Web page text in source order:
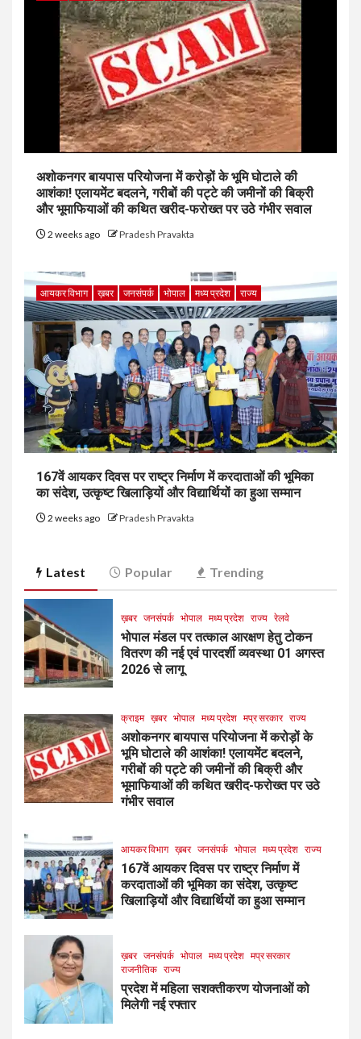
अशोकनगर बायपास परियोजना में करोड़ों के भूमि घोटाले की
आशंका! एलायमेंट बदलने, गरीबों की पट्टे की जमीनों की बिक्री
और भूमाफियाओं की कथित खरीद-फरोख्त पर उठे गंभीर सवाल
2 weeks ago Pradesh Pravakta
आयकर विभाग ख़बर जनसंपर्क भोपाल मध्य प्रदेश राज्य
167वें आयकर दिवस पर राष्ट्र निर्माण में करदाताओं की भूमिका
का संदेश, उत्कृष्ट खिलाड़ियों और विद्यार्थियों का हुआ सम्मान
2 weeks ago Pradesh Pravakta
Latest Popular Trending
ख़बर जनसंपर्क भोपाल मध्य प्रदेश राज्य रेलवे
भोपाल मंडल पर तत्काल आरक्षण हेतु टोकन
वितरण की नई एवं पारदर्शी व्यवस्था 01 अगस्त
2026 से लागू
क्राइम ख़बर भोपाल मध्य प्रदेश मप्र सरकार राज्य
अशोकनगर बायपास परियोजना में करोड़ों के
भूमि घोटाले की आशंका! एलायमेंट बदलने,
गरीबों की पट्टे की जमीनों की बिक्री और
भूमाफियाओं की कथित खरीद-फरोख्त पर उठे
गंभीर सवाल
आयकर विभाग ख़बर जनसंपर्क भोपाल मध्य प्रदेश राज्य
167वें आयकर दिवस पर राष्ट्र निर्माण में
करदाताओं की भूमिका का संदेश, उत्कृष्ट
खिलाड़ियों और विद्यार्थियों का हुआ सम्मान
ख़बर जनसंपर्क भोपाल मध्य प्रदेश मप्र सरकार
राजनीतिक राज्य
प्रदेश में महिला सशक्तीकरण योजनाओं को
मिलेगी नई रफ्तार